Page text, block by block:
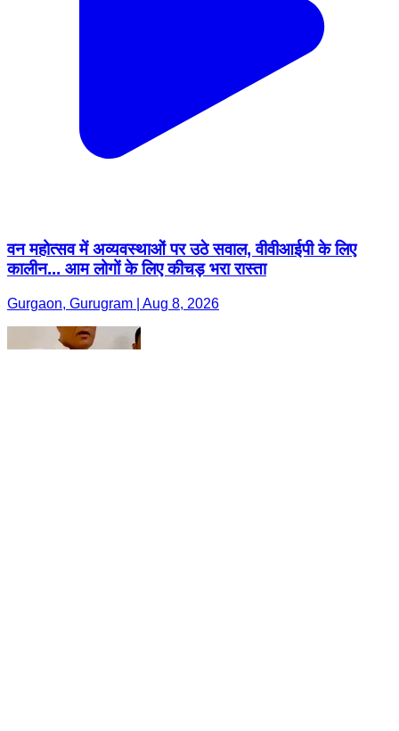
वन महोत्सव में अव्यवस्थाओं पर उठे सवाल, वीवीआईपी के लिए
कालीन... आम लोगों के लिए कीचड़ भरा रास्ता
Gurgaon, Gurugram | Aug 8, 2026